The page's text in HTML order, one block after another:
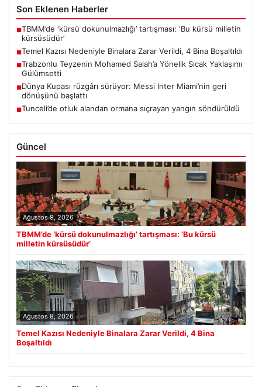
Son Eklenen Haberler
■TBMM’de ‘kürsü dokunulmazlığı’ tartışması: ‘Bu kürsü milletin
kürsüsüdür’
■Temel Kazısı Nedeniyle Binalara Zarar Verildi, 4 Bina Boşaltıldı
■Trabzonlu Teyzenin Mohamed Salah’a Yönelik Sıcak Yaklaşımı
Gülümsetti
■Dünya Kupası rüzgârı sürüyor: Messi Inter Miami’nin geri
dönüşünü başlattı
■Tunceli’de otluk alandan ormana sıçrayan yangın söndürüldü
Güncel
Ağustos 9, 2026
TBMM’de ‘kürsü dokunulmazlığı’ tartışması: ‘Bu kürsü
milletin kürsüsüdür’
Ağustos 8, 2026
Temel Kazısı Nedeniyle Binalara Zarar Verildi, 4 Bina
Boşaltıldı